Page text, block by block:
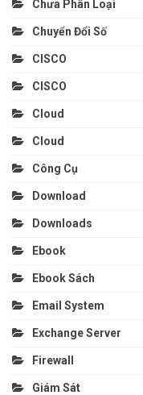
Chưa Phân Loại
Chuyển Đổi Số
CISCO
CISCO
Cloud
Cloud
Công Cụ
Download
Downloads
Ebook
Ebook Sách
Email System
Exchange Server
Firewall
Giám Sát